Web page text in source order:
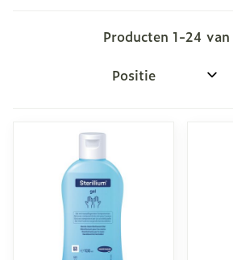
Producten 1-24 van
Sorteer op: